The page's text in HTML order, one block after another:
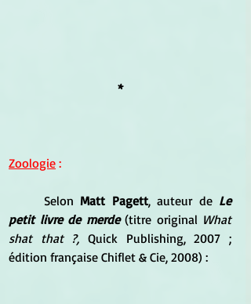
*
Zoologie :
	Selon
Matt Pagett, auteur de Le
petit livre de merde (titre original What
shat that ?, Quick Publishing, 2007 ;
édition française Chiflet & Cie, 2008) :